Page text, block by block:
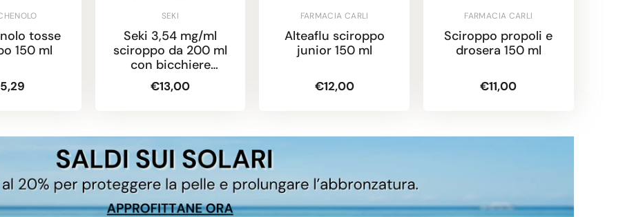
tosse
150 ml
SEKI
Seki 3,54 mg/ml
sciroppo da 200 ml
con bicchiere
dosatore
€13,00
FARMACIA CARLI
Alteaflu sciroppo
junior 150 ml
€12,00
FARMACIA CARLI
Sciroppo propoli e
drosera 150 ml
€11,00